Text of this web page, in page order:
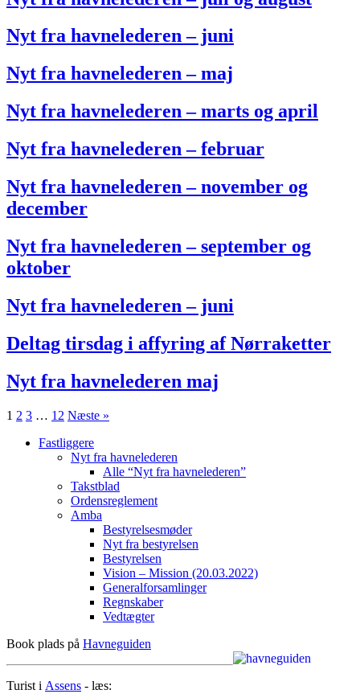
Nyt fra havnelederen – juni
Nyt fra havnelederen – maj
Nyt fra havnelederen – marts og april
Nyt fra havnelederen – februar
Nyt fra havnelederen – november og
december
Nyt fra havnelederen – september og
oktober
Nyt fra havnelederen – juni
Deltag tirsdag i affyring af Nørraketter
Nyt fra havnelederen maj
1 2 3 … 12 Næste »
Fastliggere
Nyt fra havnelederen
Alle “Nyt fra havnelederen”
Takstblad
Ordensreglement
Amba
Bestyrelsesmøder
Nyt fra bestyrelsen
Bestyrelsen
Vision – Mission (20.03.2022)
Generalforsamlinger
Regnskaber
Vedtægter
Book plads på Havneguiden
Turist i Assens - læs: